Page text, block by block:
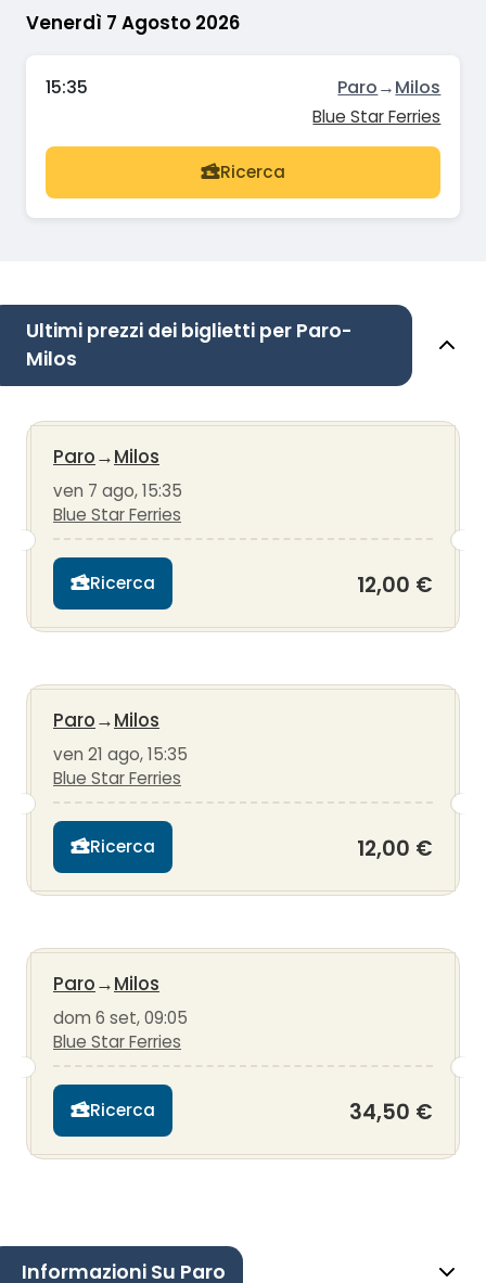
Venerdì 7 Agosto 2026
15:35 Paro→Milos
Blue Star Ferries
Ricerca
Ultimi prezzi dei biglietti per Paro-
Milos
Paro→Milos
ven 7 ago, 15:35
Blue Star Ferries
Ricerca 12,00 €
Paro→Milos
ven 21 ago, 15:35
Blue Star Ferries
Ricerca 12,00 €
Paro→Milos
dom 6 set, 09:05
Blue Star Ferries
Ricerca 34,50 €
Informazioni Su Paro